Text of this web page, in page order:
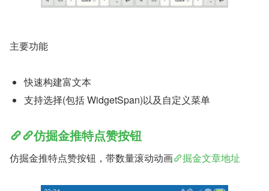
主要功能
快速构建富文本
支持选择(包括 WidgetSpan)以及自定义菜单
仿掘金推特点赞按钮
仿掘金推特点赞按钮，带数量滚动动画 掘金文章地址